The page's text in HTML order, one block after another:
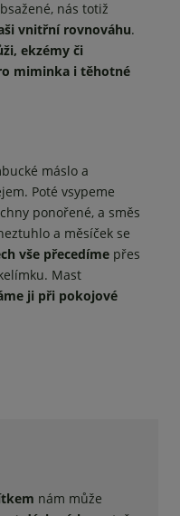
nás totiž
vnitřní rovnováhu.
ekzémy či
miminka i těhotné
máslo a
Poté vsypeme
ponořené, a směs
a měsíček se
vše přecedíme přes
Mast
ji při pokojové
nám může